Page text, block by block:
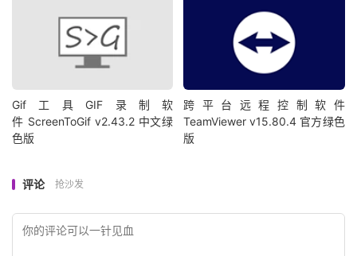
Gif工具GIF录制软
件 ScreenToGif v2.43.2 中文绿
色版
跨平台远程控制软件
TeamViewer v15.80.4 官方绿色
版
评论 抢沙发